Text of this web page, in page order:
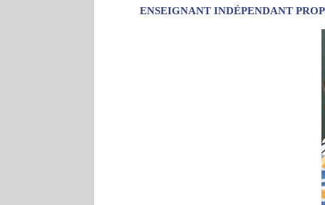
ENSEIGNANT INDÉPENDANT